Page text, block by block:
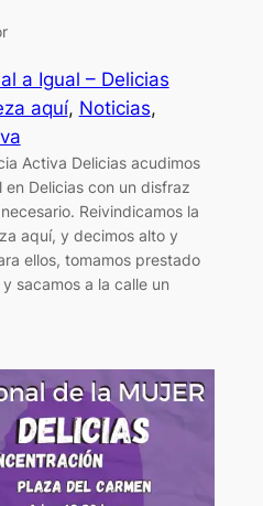
a Igual – Delicias
aquí, Noticias
Activa Delicias acudimos
Delicias con un disfraz
Reivindicamos la
aquí, y decimos alto y
ellos, tomamos prestado
sacamos a la calle un